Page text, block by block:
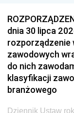
dnia 30 lipca
rozporządzenie
zawodowych
do nich
klasyfikacji
branżowego
Dziennik Ustaw